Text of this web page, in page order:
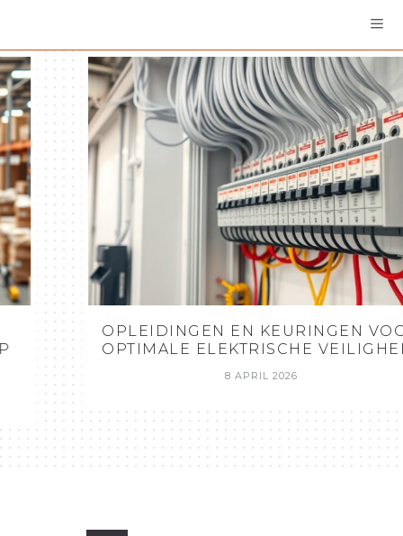
OPLEIDINGEN EN KEURINGEN VOOR
OPTIMALE ELEKTRISCHE VEILIGHEID
8 APRIL 2026